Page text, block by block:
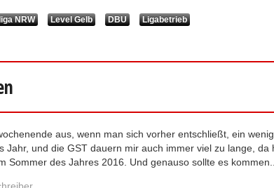
NRW Level Gelb DBU Ligabetrieb
aus, wenn man sich vorher entschließt, ein
Jahr, und die GST dauern mir auch immer viel zu lange,
Sommer des Jahres 2016. Und genauso sollte es kommen...